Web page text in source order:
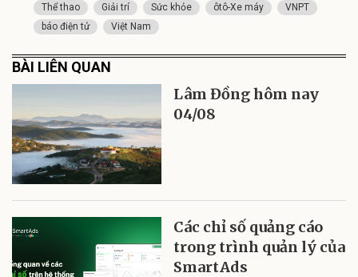
Thể thao
Giải trí Sức khỏe ôtô-Xe máy
VNPT
báo điện tử
Việt Nam
BÀI LIÊN QUAN
Lâm Đồng hôm nay
04/08
Các chỉ số quảng cáo
trong trình quản lý của
SmartAds